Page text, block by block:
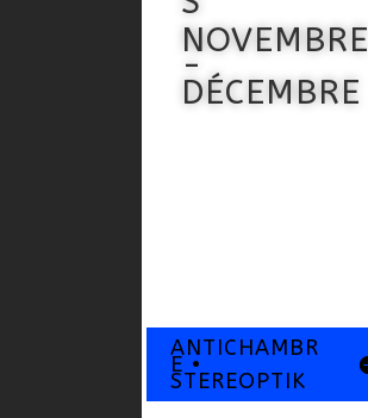
NOVEMBRE
-
DÉCEMBRE
ANTICHAMBR
E •
STEREOPTIK